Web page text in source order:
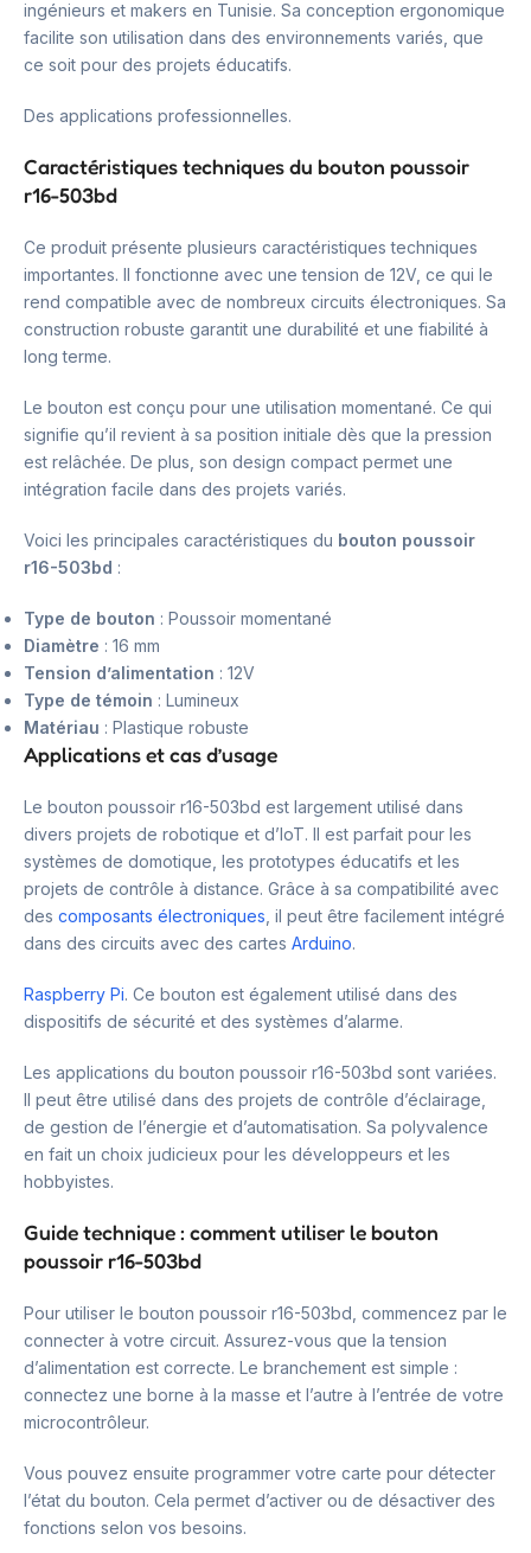
ingénieurs et makers en Tunisie. Sa conception ergonomique
facilite son utilisation dans des environnements variés, que
ce soit pour des projets éducatifs.
Des applications professionnelles.
Caractéristiques techniques du bouton poussoir
r16-503bd
Ce produit présente plusieurs caractéristiques techniques
importantes. Il fonctionne avec une tension de 12V, ce qui le
rend compatible avec de nombreux circuits électroniques. Sa
construction robuste garantit une durabilité et une fiabilité à
long terme.
Le bouton est conçu pour une utilisation momentané. Ce qui
signifie qu’il revient à sa position initiale dès que la pression
est relâchée. De plus, son design compact permet une
intégration facile dans des projets variés.
Voici les principales caractéristiques du bouton poussoir
r16-503bd :
Type de bouton : Poussoir momentané
Diamètre : 16 mm
Tension d’alimentation : 12V
Type de témoin : Lumineux
Matériau : Plastique robuste
Applications et cas d’usage
Le bouton poussoir r16-503bd est largement utilisé dans
divers projets de robotique et d’IoT. Il est parfait pour les
systèmes de domotique, les prototypes éducatifs et les
projets de contrôle à distance. Grâce à sa compatibilité avec
des composants électroniques , il peut être facilement intégré
dans des circuits avec des cartes Arduino.
Raspberry Pi. Ce bouton est également utilisé dans des
dispositifs de sécurité et des systèmes d’alarme.
Les applications du bouton poussoir r16-503bd sont variées.
Il peut être utilisé dans des projets de contrôle d’éclairage,
de gestion de l’énergie et d’automatisation. Sa polyvalence
en fait un choix judicieux pour les développeurs et les
hobbyistes.
Guide technique : comment utiliser le bouton
poussoir r16-503bd
Pour utiliser le bouton poussoir r16-503bd, commencez par le
connecter à votre circuit. Assurez-vous que la tension
d’alimentation est correcte. Le branchement est simple :
connectez une borne à la masse et l’autre à l’entrée de votre
microcontrôleur.
Vous pouvez ensuite programmer votre carte pour détecter
l’état du bouton. Cela permet d’activer ou de désactiver des
fonctions selon vos besoins.